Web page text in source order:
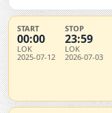
START
00:00
LOK
2025-07-12
STOP
23:59
LOK
2026-07-03